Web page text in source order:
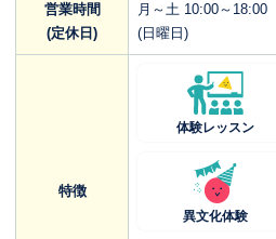
営業時間
(定休日)
月～土 10:00～18:00
(日曜日)
特徴
体験レッスン
異文化体験